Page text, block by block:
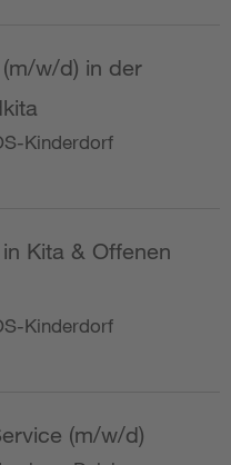
w/d) in der
Kinderdorf
Kita & Offenen
Kinderdorf
(m/w/d)